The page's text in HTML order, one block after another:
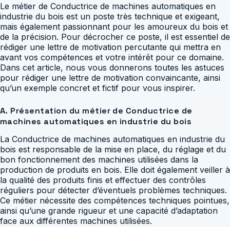
Le métier de Conductrice de machines automatiques en
industrie du bois est un poste très technique et exigeant,
mais également passionnant pour les amoureux du bois et
de la précision. Pour décrocher ce poste, il est essentiel de
rédiger une lettre de motivation percutante qui mettra en
avant vos compétences et votre intérêt pour ce domaine.
Dans cet article, nous vous donnerons toutes les astuces
pour rédiger une lettre de motivation convaincante, ainsi
qu’un exemple concret et fictif pour vous inspirer.
A. Présentation du métier de Conductrice de
machines automatiques en industrie du bois
La Conductrice de machines automatiques en industrie du
bois est responsable de la mise en place, du réglage et du
bon fonctionnement des machines utilisées dans la
production de produits en bois. Elle doit également veiller à
la qualité des produits finis et effectuer des contrôles
réguliers pour détecter d’éventuels problèmes techniques.
Ce métier nécessite des compétences techniques pointues,
ainsi qu’une grande rigueur et une capacité d’adaptation
face aux différentes machines utilisées.